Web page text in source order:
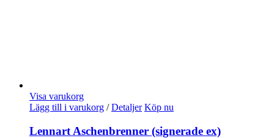
Visa varukorg
Lägg till i varukorg / Detaljer Köp nu
Lennart Aschenbrenner (signerade ex)